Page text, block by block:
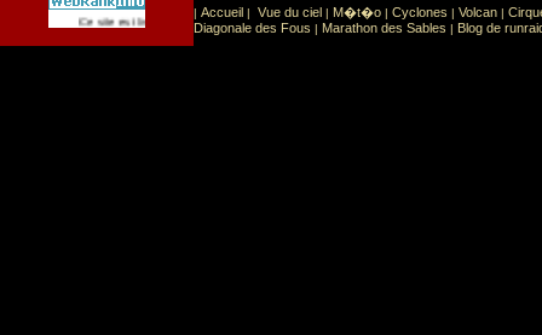
Ce site est list� dans la cat�gorie Sport: Sports extr�mes
| Accueil | Vue du ciel | M�t�o | Cyclones | Volcan |
Diagonale des Fous | Marathon des Sables | Blog de